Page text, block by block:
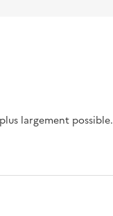
largement possible.